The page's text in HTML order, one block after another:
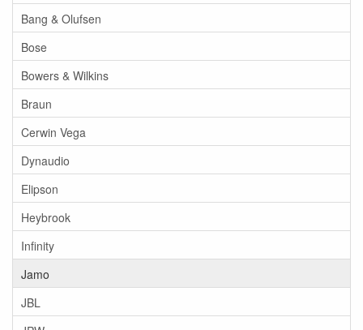
Bang & Olufsen
Bose
Bowers & Wilkins
Braun
Cerwin Vega
Dynaudio
Elipson
Heybrook
Infinity
Jamo
JBL